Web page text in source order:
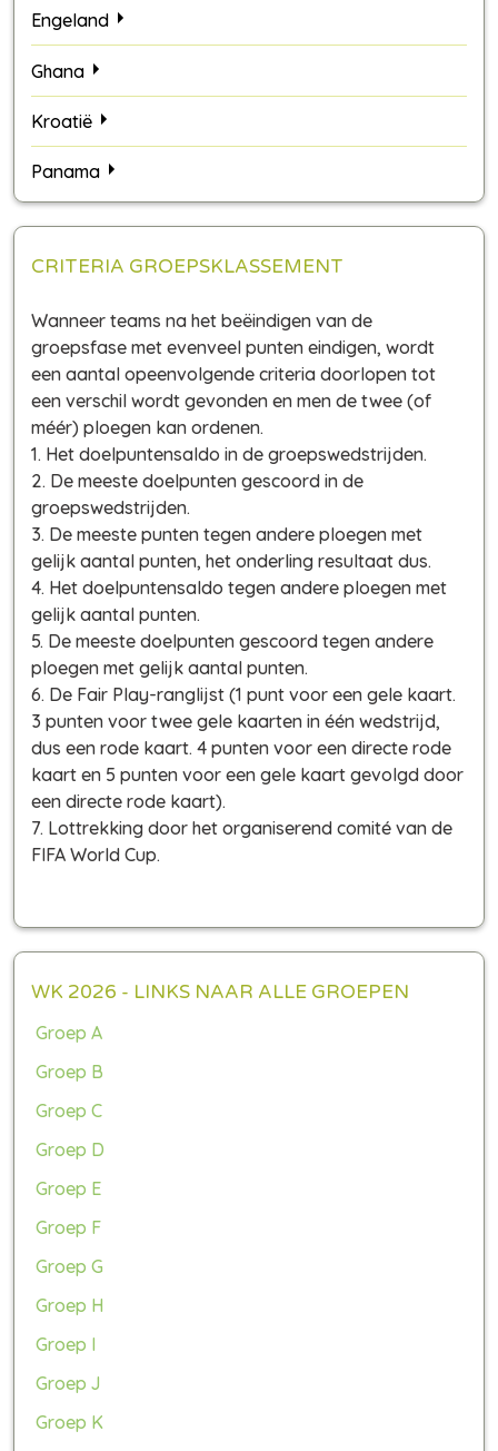
Engeland
Ghana
Kroatië
Panama
CRITERIA GROEPSKLASSEMENT
Wanneer teams na het beëindigen van de
groepsfase met evenveel punten eindigen, wordt
een aantal opeenvolgende criteria doorlopen tot
een verschil wordt gevonden en men de twee (of
méér) ploegen kan ordenen.
1. Het doelpuntensaldo in de groepswedstrijden.
2. De meeste doelpunten gescoord in de
groepswedstrijden.
3. De meeste punten tegen andere ploegen met
gelijk aantal punten, het onderling resultaat dus.
4. Het doelpuntensaldo tegen andere ploegen met
gelijk aantal punten.
5. De meeste doelpunten gescoord tegen andere
ploegen met gelijk aantal punten.
6. De Fair Play-ranglijst (1 punt voor een gele kaart.
3 punten voor twee gele kaarten in één wedstrijd,
dus een rode kaart. 4 punten voor een directe rode
kaart en 5 punten voor een gele kaart gevolgd door
een directe rode kaart).
7. Lottrekking door het organiserend comité van de
FIFA World Cup.
WK 2026 - LINKS NAAR ALLE GROEPEN
Groep A
Groep B
Groep C
Groep D
Groep E
Groep F
Groep G
Groep H
Groep I
Groep J
Groep K